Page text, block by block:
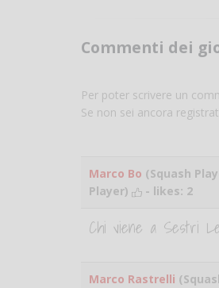
Commenti dei
Per poter scrivere un
Se non sei ancora
Marco Bo (Squash
Player)
- likes: 2
Chi viene a Sestri
Marco Rastrelli